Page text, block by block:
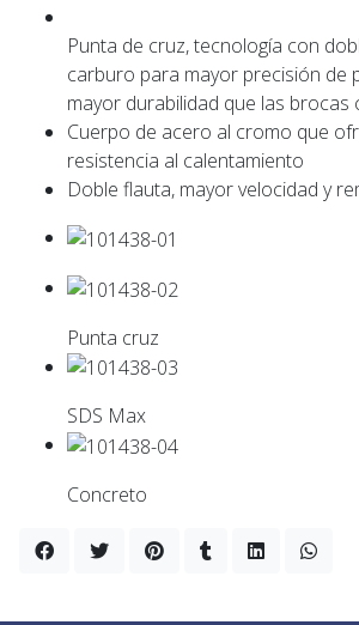
Punta de cruz, tecnología con
carburo para mayor precisión de
mayor durabilidad que las brocas
Cuerpo de acero al cromo que
resistencia al calentamiento
Doble flauta, mayor velocidad y
Punta cruz
SDS Max
Concreto